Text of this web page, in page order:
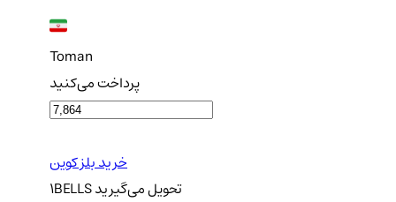
Toman
پرداخت می‌کنید
خرید بلز کوین
1BELLS تحویلمی‌گیرید